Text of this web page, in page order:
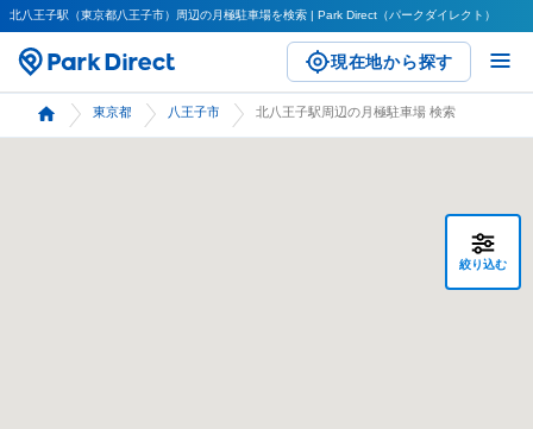
北八王子駅（東京都八王子市）周辺の月極駐車場を検索 | Park Direct（パークダイレクト）
現在地から探す
東京都 八王子市 北八王子駅周辺の月極駐車場 検索
絞り込む